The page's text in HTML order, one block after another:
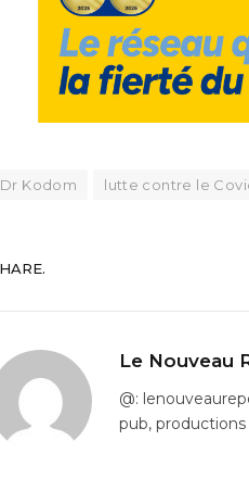
Dr Kodom lutte contre le
Le Nouveau
@:
pub, productions